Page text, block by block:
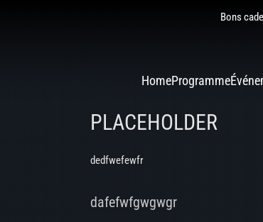
Bons
HomeProgramme
PLACEHOLDER
dedfwefewfr
dafefwfgwgwgr